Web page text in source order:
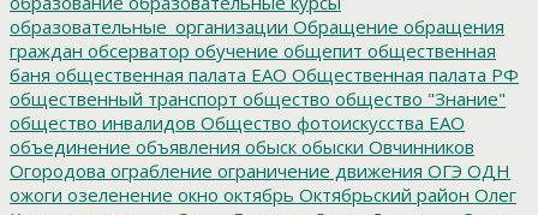
образовательные_организации Обращение обращения
граждан обсерватор обучение общепит общественная
баня общественная палата ЕАО Общественная палата РФ
общественный транспорт общество общество "Знание"
общество инвалидов Общество фотоискусства ЕАО
объединение объявления обыск обыски Овчинников
Огородова ограбление ограничение движения ОГЭ ОДН
ожоги озеленение окно октябрь Октябрьский район Олег